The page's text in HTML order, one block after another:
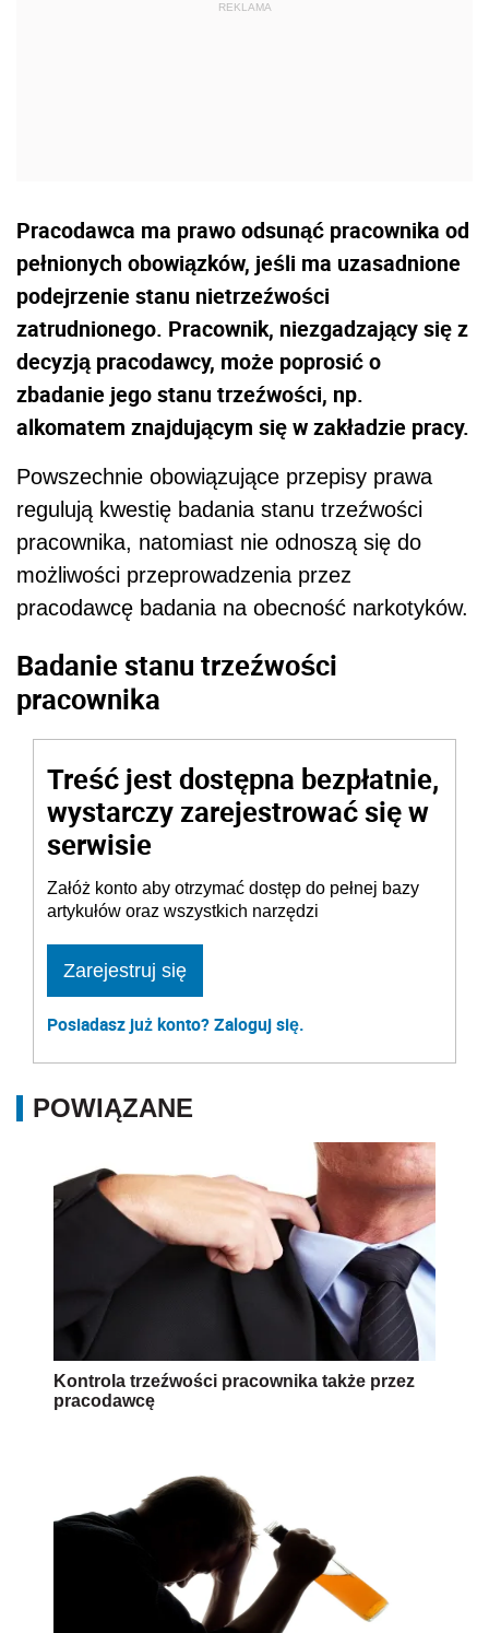
Pracodawca ma prawo odsunąć pracownika od
pełnionych obowiązków, jeśli ma uzasadnione
podejrzenie stanu nietrzeźwości
zatrudnionego. Pracownik, niezgadzający się z
decyzją pracodawcy, może poprosić o
zbadanie jego stanu trzeźwości, np.
alkomatem znajdującym się w zakładzie pracy.
Powszechnie obowiązujące przepisy prawa
regulują kwestię badania stanu trzeźwości
pracownika, natomiast nie odnoszą się do
możliwości przeprowadzenia przez
pracodawcę badania na obecność narkotyków.
Badanie stanu trzeźwości
pracownika
Treść jest dostępna bezpłatnie,
wystarczy zarejestrować się w
serwisie
Załóż konto aby otrzymać dostęp do pełnej bazy
artykułów oraz wszystkich narzędzi
Zarejestruj się
Posiadasz już konto? Zaloguj się.
POWIĄZANE
Kontrola trzeźwości pracownika także przez
pracodawcę